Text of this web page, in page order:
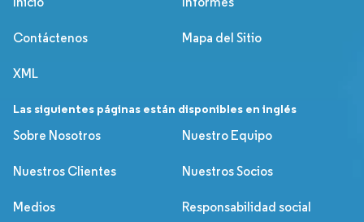
Contáctenos Mapa del Sitio
XML
Las siguientes páginas están disponibles en inglés
Sobre Nosotros
Nuestro Equipo
Nuestros Clientes Nuestros Socios
Medios Responsabilidad social